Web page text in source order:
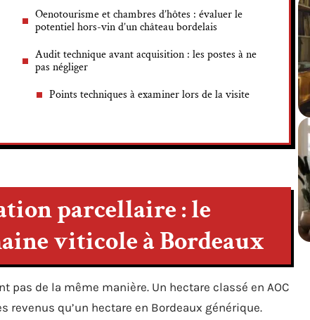
Oenotourisme et chambres d’hôtes : évaluer le
potentiel hors-vin d’un château bordelais
Audit technique avant acquisition : les postes à ne
pas négliger
Points techniques à examiner lors de la visite
parcellaire : le
viticole à Bordeaux
de la même manière. Un hectare classé en AOC
qu’un hectare en Bordeaux générique.